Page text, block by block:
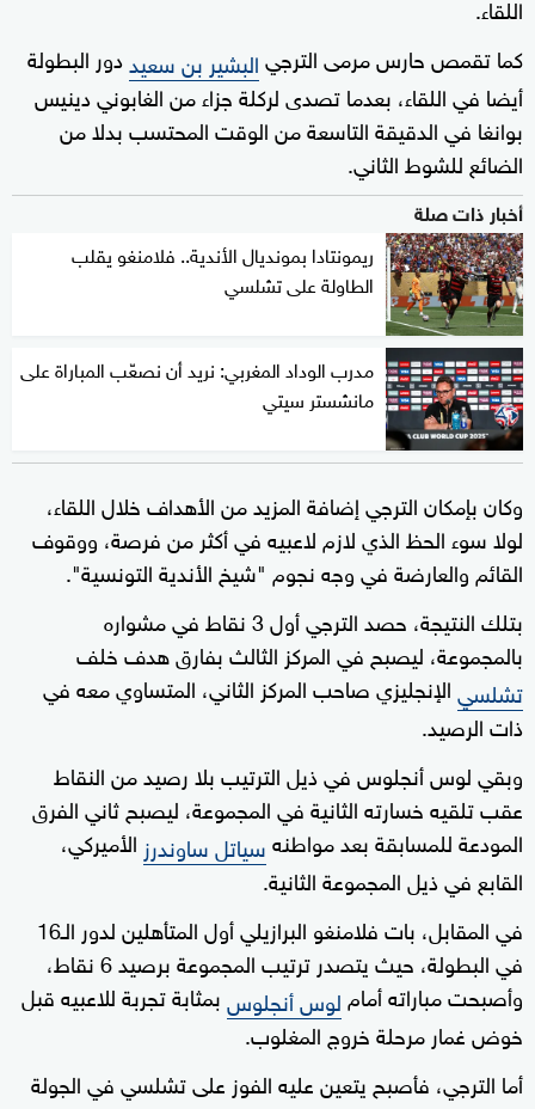
اللقاء.
كما تقمص حارس مرمى الترجيالبشير بن سعيددور البطولة
أيضا في اللقاء، بعدما تصدى لركلة جزاء من الغابوني دينيس
بوانغا في الدقيقة التاسعة من الوقت المحتسب بدلا من
الضائع للشوط الثاني.
أخبار ذات صلة
ريمونتادا بمونديال الأندية.. فلامنغو يقلب
الطاولة على تشلسي
مدرب الوداد المغربي: نريد أن نصعّب المباراة على
مانشستر سيتي
وكان بإمكان الترجي إضافة المزيد من الأهداف خلال اللقاء،
لولا سوء الحظ الذي لازم لاعبيه في أكثر من فرصة، ووقوف
القائم والعارضة في وجه نجوم "شيخ الأندية التونسية".
بتلك النتيجة، حصد الترجي أول 3 نقاط في مشواره
بالمجموعة، ليصبح في المركز الثالث بفارق هدف خلف
تشلسيالإنجليزي صاحب المركز الثاني، المتساوي معه في
ذات الرصيد.
وبقي لوس أنجلوس في ذيل الترتيب بلا رصيد من النقاط
عقب تلقيه خسارته الثانية في المجموعة، ليصبح ثاني الفرق
المودعة للمسابقة بعد مواطنهسياتل ساوندرز الأميركي،
القابع في ذيل المجموعة الثانية.
في المقابل، بات فلامنغو البرازيلي أول المتأهلين لدور الـ16
في البطولة، حيث يتصدر ترتيب المجموعة برصيد 6 نقاط،
وأصبحت مباراته أمام لوس أنجلوسبمثابة تجربة للاعبيه قبل
خوض غمار مرحلة خروج المغلوب.
أما الترجي، فأصبح يتعين عليه الفوز على تشلسي في الجولة